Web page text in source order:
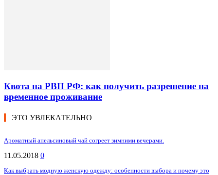
Квота на РВП РФ: как получить разрешение на
временное проживание
ЭТО УВЛЕКАТЕЛЬНО
Ароматный апельсиновый чай согреет зимними вечерами.
11.05.2018 0
Как выбрать модную женскую одежду: особенности выбора и почему это